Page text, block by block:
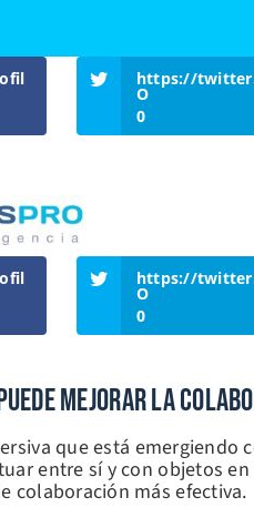
https://
O
0
https://
O
0
Mejorar La
que está
entre sí y con objetos
colaboración más efectiva.